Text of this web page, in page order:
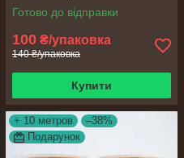
Готово до відправки
100 ₴/упаковка
140 ₴/упаковка
Купити
+ 10 метров
–38%
Подарунок